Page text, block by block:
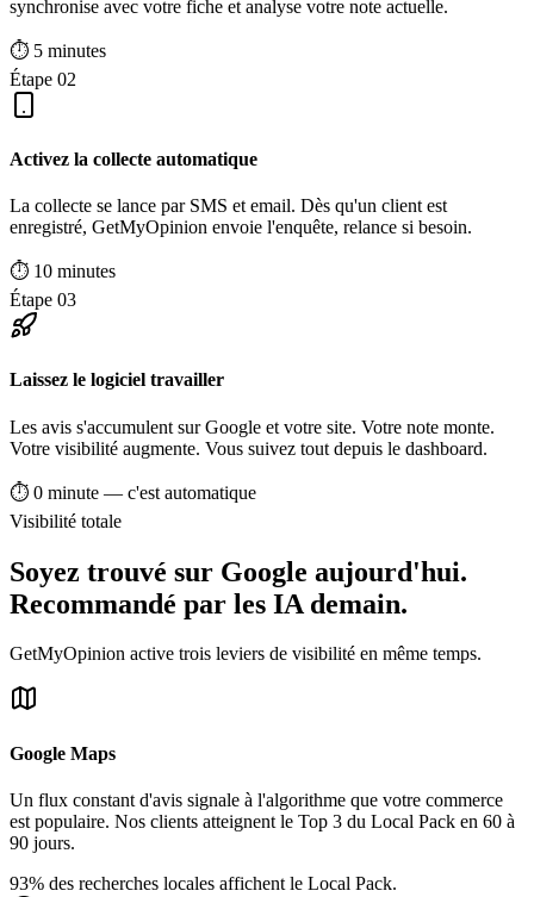
synchronise avec votre fiche et analyse votre note actuelle.
⏱ 5 minutes
Étape 02
Activez la collecte automatique
La collecte se lance par SMS et email. Dès qu'un client est
enregistré, GetMyOpinion envoie l'enquête, relance si besoin.
⏱ 10 minutes
Étape 03
Laissez le logiciel travailler
Les avis s'accumulent sur Google et votre site. Votre note monte.
Votre visibilité augmente. Vous suivez tout depuis le dashboard.
⏱ 0 minute — c'est automatique
Visibilité totale
Soyez trouvé sur Google aujourd'hui.
Recommandé par les IA demain.
GetMyOpinion active trois leviers de visibilité en même temps.
Google Maps
Un flux constant d'avis signale à l'algorithme que votre commerce
est populaire. Nos clients atteignent le Top 3 du Local Pack en 60 à
90 jours.
93% des recherches locales affichent le Local Pack.